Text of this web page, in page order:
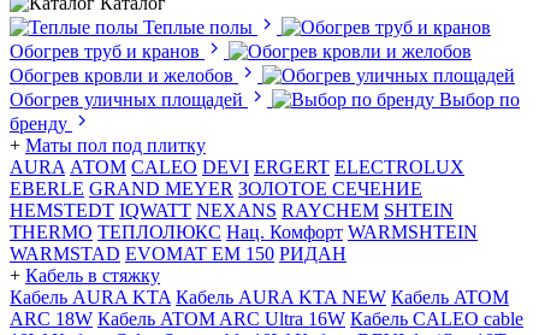
Теплые полы
Обогрев труб и кранов
Обогрев кровли и желобов
Обогрев уличных площадей
Выбор по
бренду
+ Маты пол под плитку
AURA АТОМ CALEO DEVI ERGERT ELECTROLUX
EBERLE GRAND MEYER ЗОЛОТОЕ СЕЧЕНИЕ
HEMSTEDT IQWATT NEXANS RAYCHEM SHTEIN
THERMO ТЕПЛОЛЮКС Нац. Комфорт WARMSHTEIN
WARMSTAD EVOMAT EM 150 РИДАН
+ Кабель в стяжку
Кабель AURA KTA Кабель AURA KTA NEW Кабель ATOM
ARC 18W Кабель ATOM ARC Ultra 16W Кабель CALEO cable